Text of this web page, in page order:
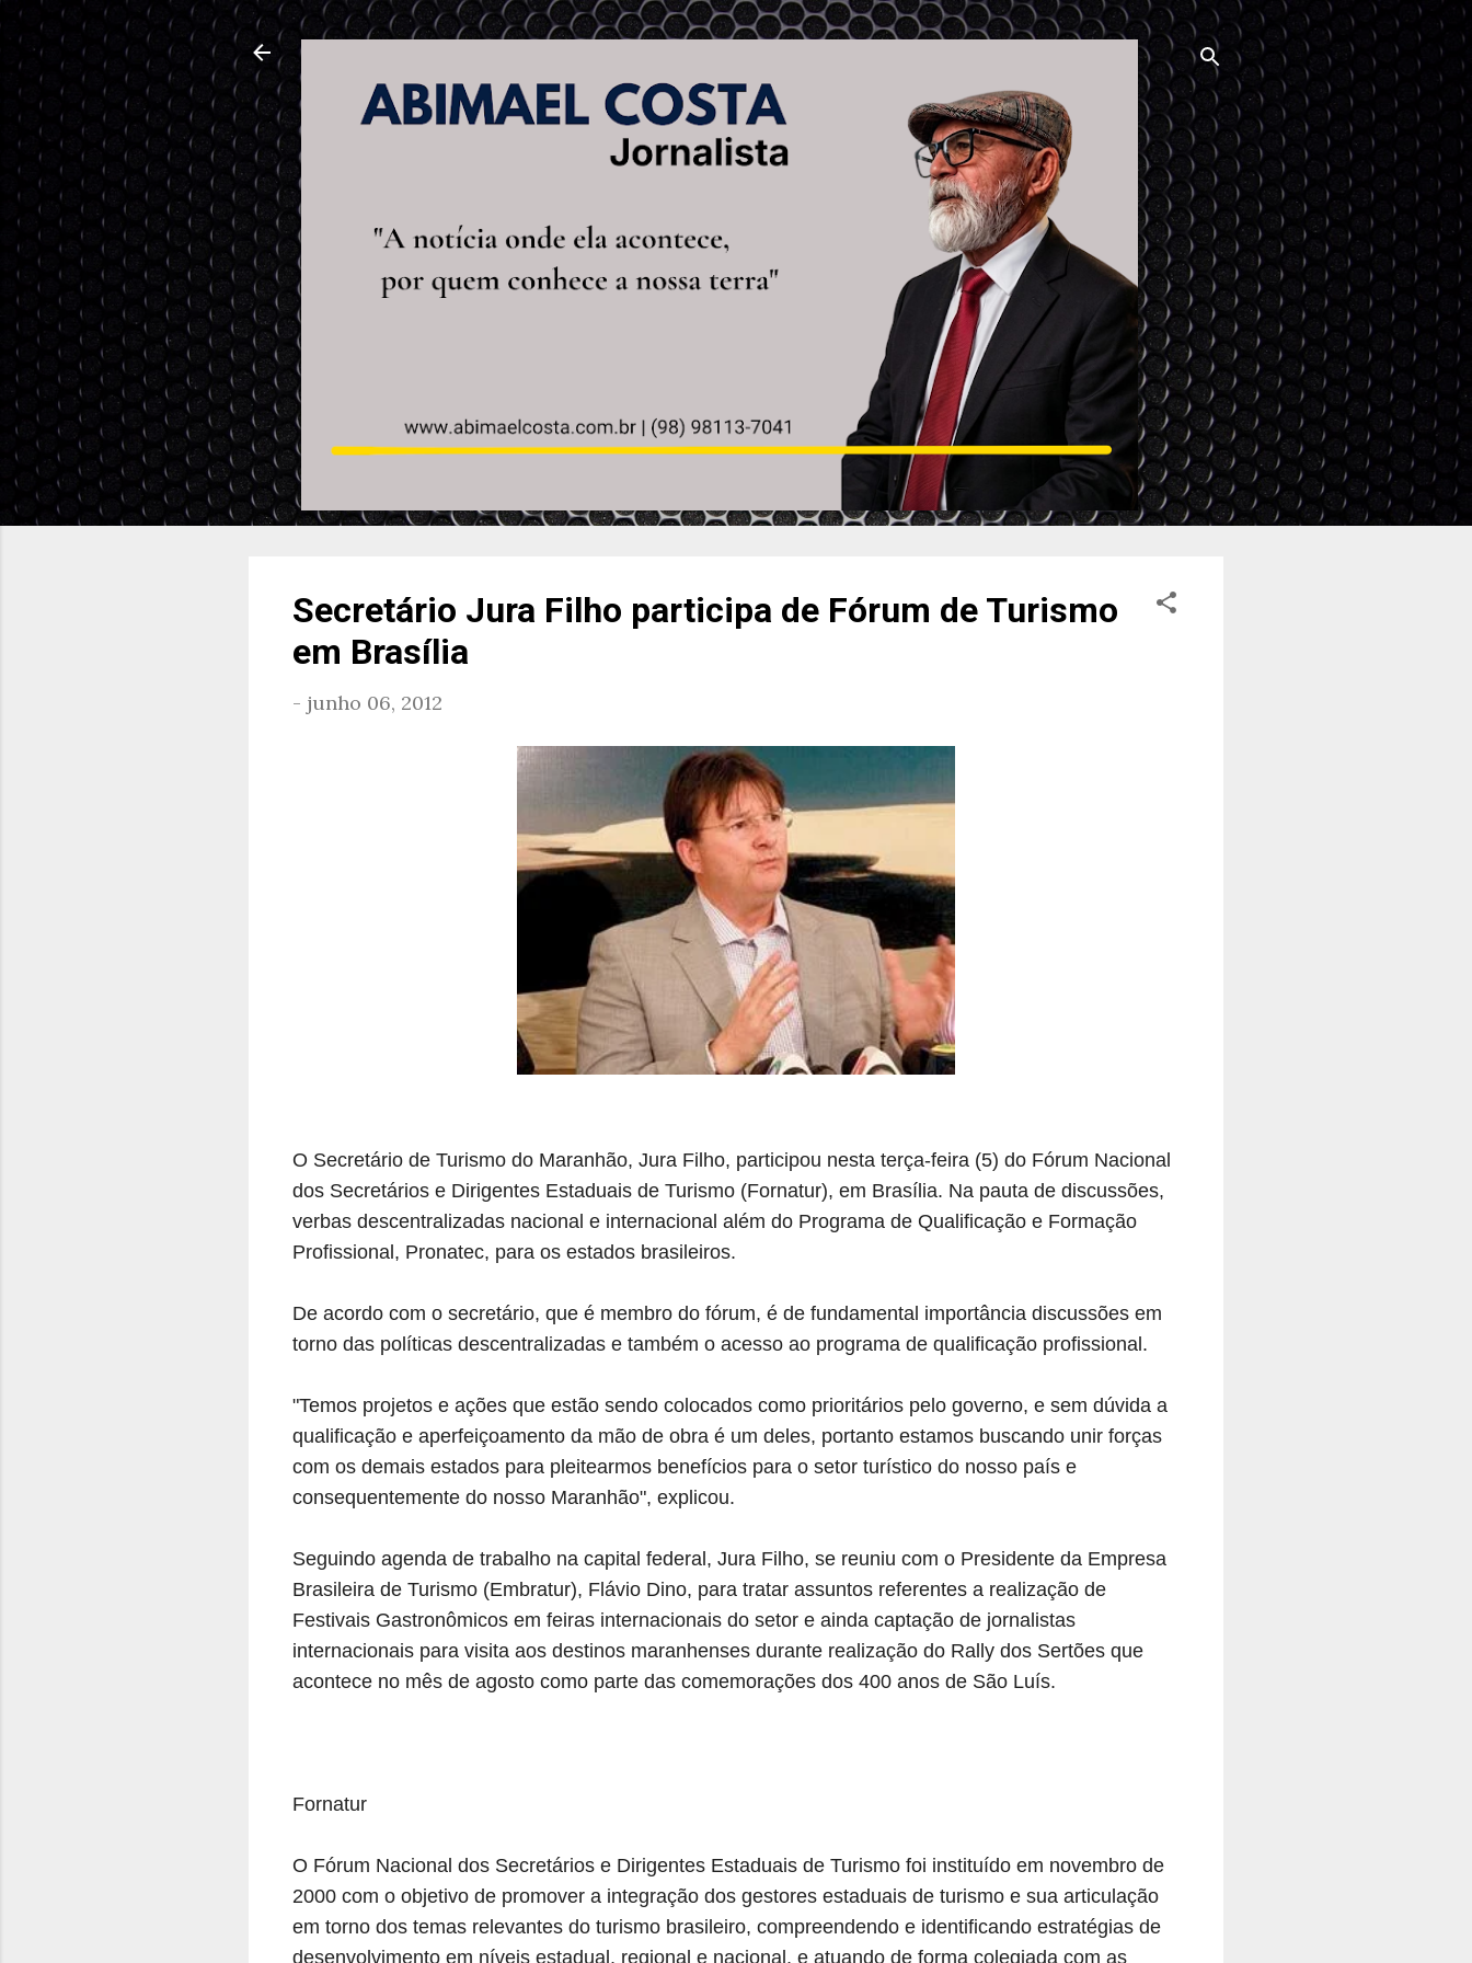
Pular para o conteúdo principal
Secretário Jura Filho participa de Fórum de Turismo
em Brasília
- junho 06, 2012
O Secretário de Turismo do Maranhão, Jura Filho, participou nesta terça-feira (5) do Fórum Nacional
dos Secretários e Dirigentes Estaduais de Turismo (Fornatur), em Brasília. Na pauta de discussões,
verbas descentralizadas nacional e internacional além do Programa de Qualificação e Formação
Profissional, Pronatec, para os estados brasileiros.
De acordo com o secretário, que é membro do fórum, é de fundamental importância discussões em
torno das políticas descentralizadas e também o acesso ao programa de qualificação profissional.
"Temos projetos e ações que estão sendo colocados como prioritários pelo governo, e sem dúvida a
qualificação e aperfeiçoamento da mão de obra é um deles, portanto estamos buscando unir forças
com os demais estados para pleitearmos benefícios para o setor turístico do nosso país e
consequentemente do nosso Maranhão", explicou.
Seguindo agenda de trabalho na capital federal, Jura Filho, se reuniu com o Presidente da Empresa
Brasileira de Turismo (Embratur), Flávio Dino, para tratar assuntos referentes a realização de
Festivais Gastronômicos em feiras internacionais do setor e ainda captação de jornalistas
internacionais para visita aos destinos maranhenses durante realização do Rally dos Sertões que
acontece no mês de agosto como parte das comemorações dos 400 anos de São Luís.
Fornatur
O Fórum Nacional dos Secretários e Dirigentes Estaduais de Turismo foi instituído em novembro de
2000 com o objetivo de promover a integração dos gestores estaduais de turismo e sua articulação
em torno dos temas relevantes do turismo brasileiro, compreendendo e identificando estratégias de
desenvolvimento em níveis estadual, regional e nacional, e atuando de forma colegiada com as